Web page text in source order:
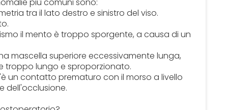
più comuni sono:
tra il lato destro e sinistro del viso.
il mento è troppo sporgente, a causa di un
mascella superiore eccessivamente lunga,
troppo lungo e sproporzionato.
un contatto prematuro con il morso a livello
dell'occlusione.